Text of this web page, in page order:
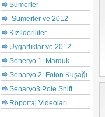
Sümerler
-Sümerler ve 2012
Kızılderililer
Uygarlıklar ve 2012
Seneryo 1: Marduk
Senaryo 2: Foton Kuşağı
Senaryo3:Pole Shift
Röportaj Videoları